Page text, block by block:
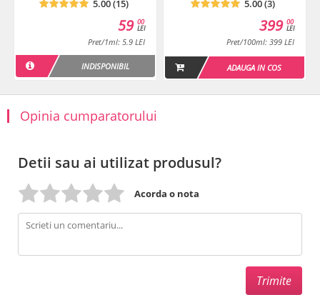
5.00 (15)
00
LEI
59
Pret/1ml: 5.9 LEI
INDISPONIBIL
5.00 (3)
00
LEI
399
Pret/100ml: 399 LEI
ADAUGA IN COS
Opinia cumparatorului
Detii sau ai utilizat produsul?
Acorda o nota